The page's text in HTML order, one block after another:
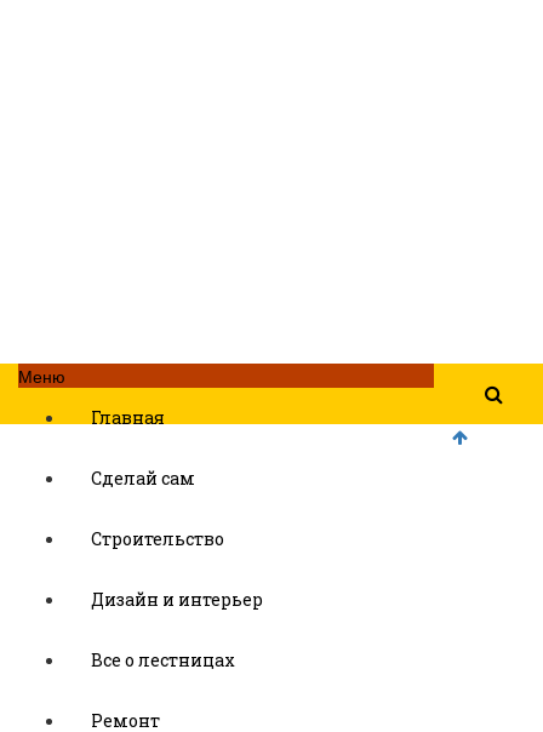
Меню
Главная
Сделай сам
Строительство
Дизайн и интерьер
Все о лестницах
Ремонт